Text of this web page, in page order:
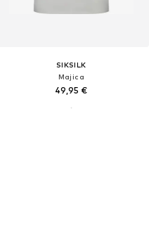
SIKSILK
Majica
49,95 €